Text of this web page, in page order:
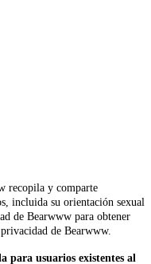
recopila y comparte
incluida su orientación sexual
de Bearwww para obtener
de Bearwww.
para usuarios existentes al